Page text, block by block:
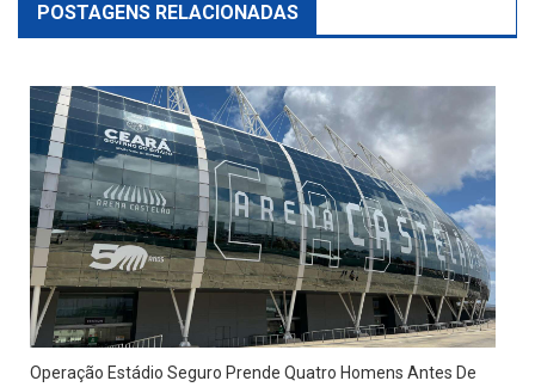
POSTAGENS RELACIONADAS
Operação Estádio Seguro Prende Quatro Homens Antes De